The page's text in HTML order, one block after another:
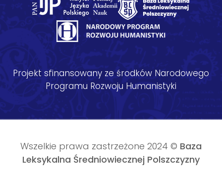
Projekt sfinansowany ze środków Narodowego
Programu Rozwoju Humanistyki
Wszelkie prawa zastrzeżone 2024 © Baza
Leksykalna Średniowiecznej Polszczyzny